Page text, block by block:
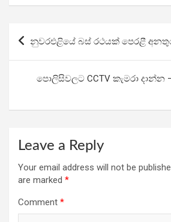
ce
b
o
k
tt
er
at
s
A
p
p
e
gr
a
m
navigation
නුවරඑළියේ බස් රථයක් පෙරළී
පොලිසිවලට CCTV කැමරා
Leave a Reply
Your email address will not be
are marked *
Comment *